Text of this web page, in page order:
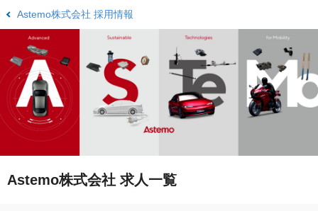
Astemo株式会社 採用情報
Astemo株式会社 求人一覧